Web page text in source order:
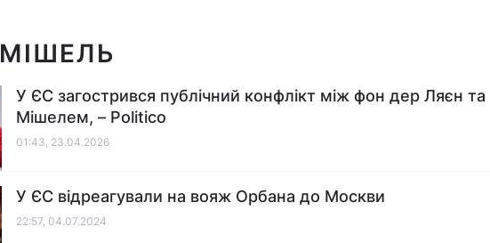
У ЄС загострився публічний конфлікт між фон дер Ляєн та
Мішелем, – Politico
01:43, 23.04.2026
У ЄС відреагували на вояж Орбана до Москви
22:57, 04.07.2024